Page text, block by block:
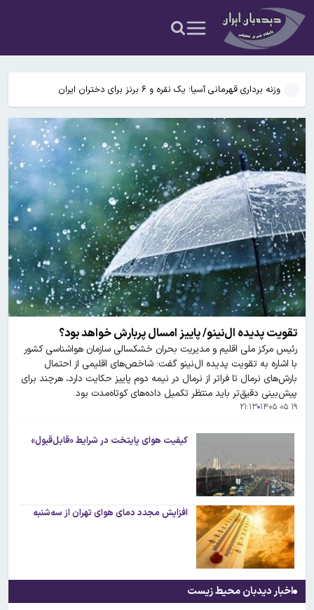
به‌طور جدی در مذاکره آینده وارد کنند
رایزنی زلنسکی و بن‌سلمان درباره تقویت توانمندی‌های دفاعی کی‌یف-ریاض
هزینه تولید آیفون ۱۸ پرو احتمالاً ۳۸ درصد بیشتر می‌شود
وزنه برداری قهرمانی آسیا؛ یک نقره و ۶ برنز برای دختران ایران
هوش مصنوعی لزوماً باعث تنبلی مغز می‌شود؟
ترامپ: از ایران غرامت مطالبه می‌کنم / دستور داده‌ام که این موضوع را
به‌طور جدی در مذاکره آینده وارد کنند
رایزنی زلنسکی و بن‌سلمان درباره تقویت توانمندی‌های دفاعی کی‌یف-ریاض
هزینه تولید آیفون ۱۸ پرو احتمالاً ۳۸ درصد بیشتر می‌شود
تقویت پدیده ال‌نینو/ پاییز امسال پربارش خواهد بود؟
رئیس مرکز ملی اقلیم و مدیریت بحران خشکسالی سازمان هواشناسی کشور
با اشاره به تقویت پدیده ال‌نینو گفت: شاخص‌های اقلیمی از احتمال
بارش‌های نرمال تا فراتر از نرمال در نیمه دوم پاییز حکایت دارد، هرچند برای
پیش‌بینی دقیق‌تر باید منتظر تکمیل داده‌های کوتاه‌مدت بود.
۱۹ ۰۵ ۱۴۰۵ ۲۱:۱۳
کیفیت هوای پایتخت در شرایط «قابل‌قبول»
افزایش مجدد دمای هوای تهران از سه‌شنبه
اخبار دیدبان محیط زیست